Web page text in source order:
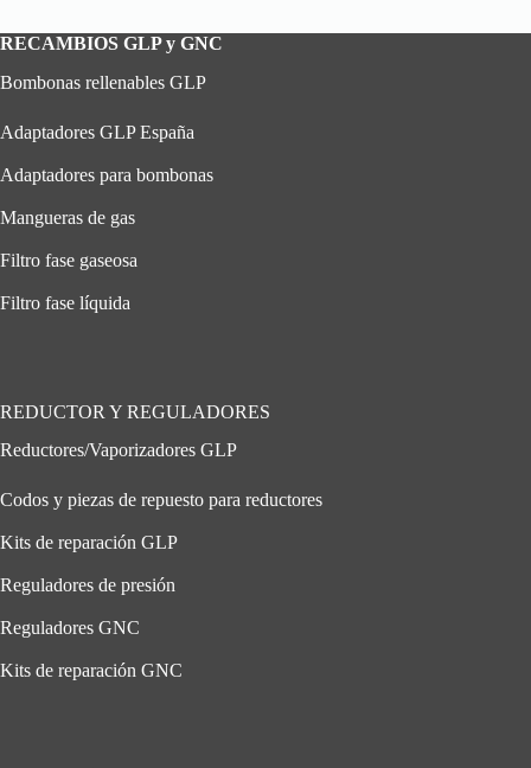
RECAMBIOS GLP y GNC
Bombonas rellenables GLP
Adaptadores GLP España
Adaptadores para bombonas
Mangueras de gas
Filtro fase gaseosa
Filtro fase líquida
REDUCTOR Y REGULADORES
Reductores/Vaporizadores GLP
Codos y piezas de repuesto para reductores
Kits de reparación GLP
Reguladores de presión
Reguladores GNC
Kits de reparación GNC